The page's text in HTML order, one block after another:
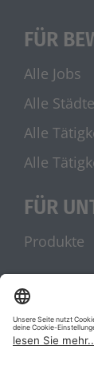
FÜR
Alle Jobs
Alle Städte
Alle
Alle
FÜR
Produkte
Jobblitz.de